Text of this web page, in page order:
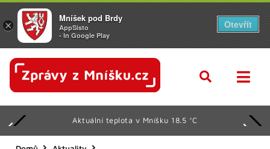
Aktuální teplota v Mníšku 18.5 °C
×
Mníšek pod Brdy
AppSisto
- In Google Play
Otevřít